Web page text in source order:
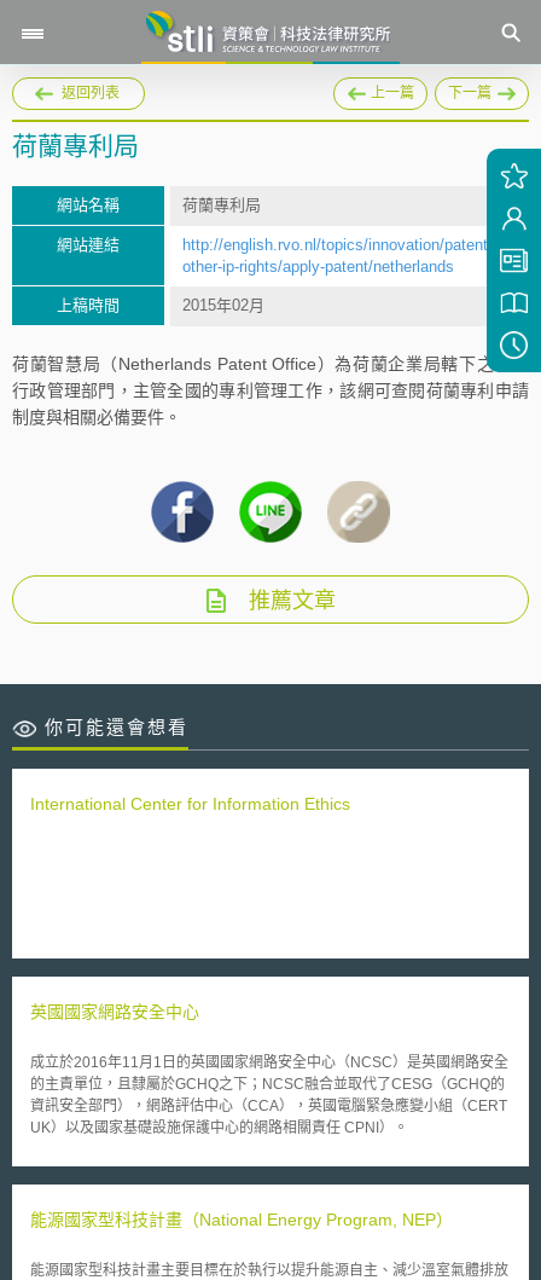
返回列表 上一篇 下一篇
荷蘭專利局
網站名稱 荷蘭專利局
網站連結
http://english.rvo.nl/topics/innovation/patents-
other-ip-rights/apply-patent/netherlands
上稿時間 2015年02月
荷蘭智慧局（Netherlands Patent Office）為荷蘭企業局轄下之專利
行政管理部門，主管全國的專利管理工作，該網可查閱荷蘭專利申請
制度與相關必備要件。
推薦文章
你可能還會想看
International Center for Information Ethics
英國國家網路安全中心
成立於2016年11月1日的英國國家網路安全中心（NCSC）是英國網路安全
的主責單位，且隸屬於GCHQ之下；NCSC融合並取代了CESG（GCHQ的
資訊安全部門），網路評估中心（CCA），英國電腦緊急應變小組（CERT
UK）以及國家基礎設施保護中心的網路相關責任 CPNI）。
能源國家型科技計畫（National Energy Program, NEP）
能源國家型科技計畫主要目標在於執行以提升能源自主、減少溫室氣體排放